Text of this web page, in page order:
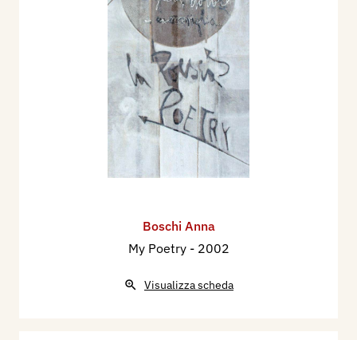
Boschi Anna
My Poetry - 2002
Visualizza scheda